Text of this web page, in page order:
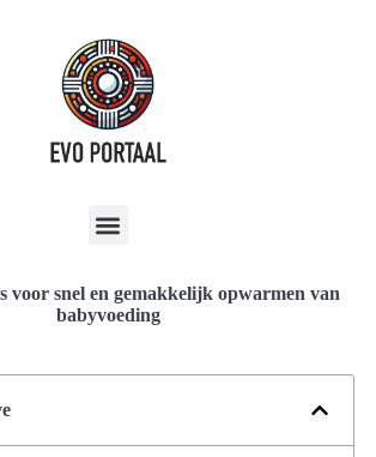
voor snel en gemakkelijk opwarmen van
babyvoeding